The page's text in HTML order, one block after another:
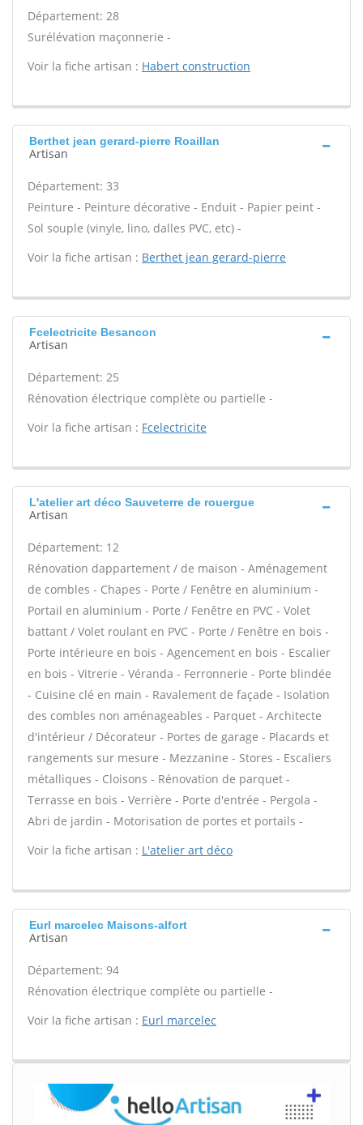
Département: 28
Surélévation maçonnerie -
Voir la fiche artisan : Habert construction
Berthet jean gerard-pierre Roaillan
Artisan
Département: 33
Peinture - Peinture décorative - Enduit - Papier peint -
Sol souple (vinyle, lino, dalles PVC, etc) -
Voir la fiche artisan : Berthet jean gerard-pierre
Fcelectricite Besancon
Artisan
Département: 25
Rénovation électrique complète ou partielle -
Voir la fiche artisan : Fcelectricite
L'atelier art déco Sauveterre de rouergue
Artisan
Département: 12
Rénovation dappartement / de maison - Aménagement
de combles - Chapes - Porte / Fenêtre en aluminium -
Portail en aluminium - Porte / Fenêtre en PVC - Volet
battant / Volet roulant en PVC - Porte / Fenêtre en bois -
Porte intérieure en bois - Agencement en bois - Escalier
en bois - Vitrerie - Véranda - Ferronnerie - Porte blindée
- Cuisine clé en main - Ravalement de façade - Isolation
des combles non aménageables - Parquet - Architecte
d'intérieur / Décorateur - Portes de garage - Placards et
rangements sur mesure - Mezzanine - Stores - Escaliers
métalliques - Cloisons - Rénovation de parquet -
Terrasse en bois - Verrière - Porte d'entrée - Pergola -
Abri de jardin - Motorisation de portes et portails -
Voir la fiche artisan : L'atelier art déco
Eurl marcelec Maisons-alfort
Artisan
Département: 94
Rénovation électrique complète ou partielle -
Voir la fiche artisan : Eurl marcelec